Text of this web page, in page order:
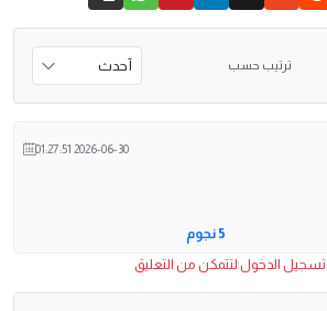
ترتيب حسب
2026-06-30 01:27:51
5 نجوم
تسجيل الدخول لتتمكن من التعليق